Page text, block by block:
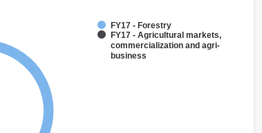
FY17 - Forestry
FY17 - Agricultural markets,
commercialization and agri-
business